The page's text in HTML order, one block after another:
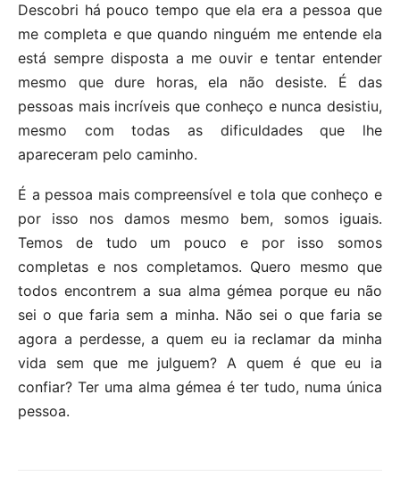
Descobri há pouco tempo que ela era a pessoa que
me completa e que quando ninguém me entende ela
está sempre disposta a me ouvir e tentar entender
mesmo que dure horas, ela não desiste. É das
pessoas mais incríveis que conheço e nunca desistiu,
mesmo com todas as dificuldades que lhe
apareceram pelo caminho.
É a pessoa mais compreensível e tola que conheço e
por isso nos damos mesmo bem, somos iguais.
Temos de tudo um pouco e por isso somos
completas e nos completamos. Quero mesmo que
todos encontrem a sua alma gémea porque eu não
sei o que faria sem a minha. Não sei o que faria se
agora a perdesse, a quem eu ia reclamar da minha
vida sem que me julguem? A quem é que eu ia
confiar? Ter uma alma gémea é ter tudo, numa única
pessoa.